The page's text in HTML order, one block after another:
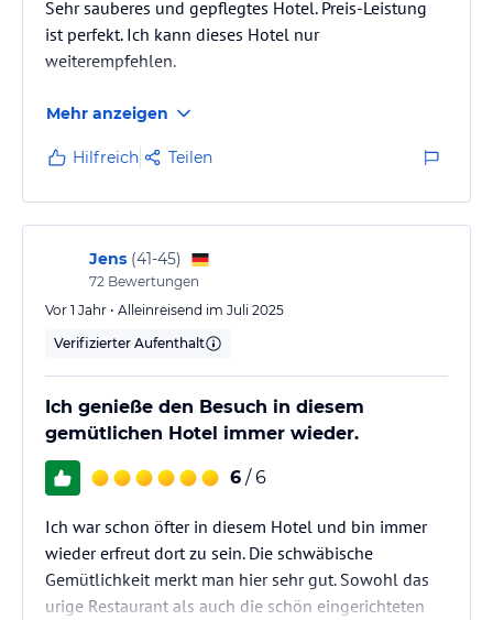
Sehr sauberes und gepflegtes Hotel. Preis-Leistung
ist perfekt. Ich kann dieses Hotel nur
weiterempfehlen.
Mehr anzeigen
Hilfreich Teilen
Jens (41-45)
72 Bewertungen
Vor 1 Jahr • Alleinreisend im Juli 2025
Verifizierter Aufenthalt
Ich genieße den Besuch in diesem
gemütlichen Hotel immer wieder.
6 / 6
Ich war schon öfter in diesem Hotel und bin immer
wieder erfreut dort zu sein. Die schwäbische
Gemütlichkeit merkt man hier sehr gut. Sowohl das
urige Restaurant als auch die schön eingerichteten